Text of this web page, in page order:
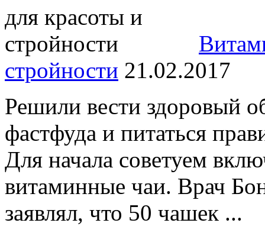
стройности 21.02.2017
Решили вести здоровый
фастфуда и питаться
Для начала советуем
витаминные чаи. Врач
заявлял, что 50 чашек ...